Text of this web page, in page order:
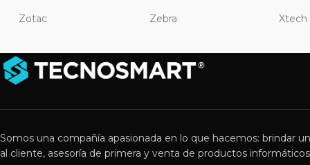
Zotac Zebra Xtech
Somos una compañía apasionada en lo que hacemos: brindar
al cliente, asesoría de primera y venta de productos